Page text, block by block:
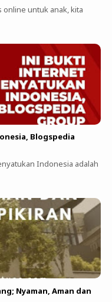
online untuk anak, kita
Blogspedia
Indonesia adalah
Nyaman, Aman dan